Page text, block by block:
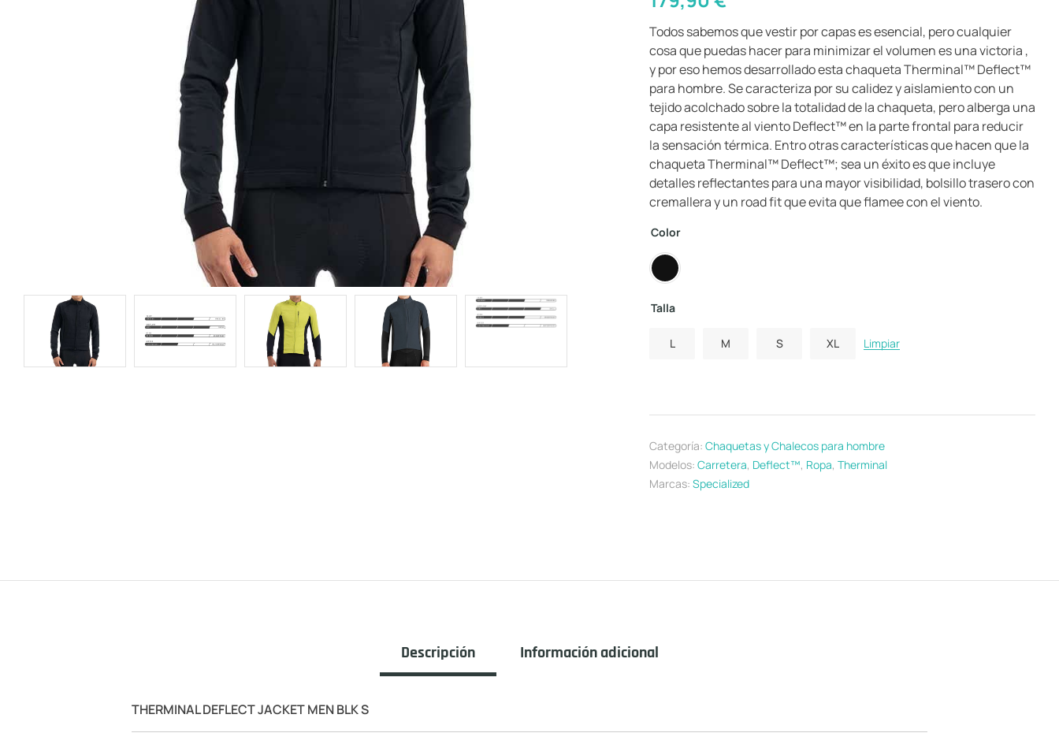
Todos sabemos que vestir por capas es esencial, pero cualquier
cosa que puedas hacer para minimizar el volumen es una victoria ,
y por eso hemos desarrollado esta chaqueta Therminal™ Deflect™
para hombre. Se caracteriza por su calidez y aislamiento con un
tejido acolchado sobre la totalidad de la chaqueta, pero alberga una
capa resistente al viento Deflect™ en la parte frontal para reducir
la sensación térmica. Entro otras características que hacen que la
chaqueta Therminal™ Deflect™; sea un éxito es que incluye
detalles reflectantes para una mayor visibilidad, bolsillo trasero con
cremallera y un road fit que evita que flamee con el viento.
Color
Talla
L M S XL Limpiar
Categoría: Chaquetas y Chalecos para hombre
Modelos: Carretera, Deflect™, Ropa, Therminal
Marcas: Specialized
Descripción Información adicional
THERMINAL DEFLECT JACKET MEN BLK S